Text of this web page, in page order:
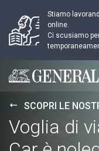
Stiamo
online.
Ci scusiamo
Generali logo
SCOPRI LE
Voglia di